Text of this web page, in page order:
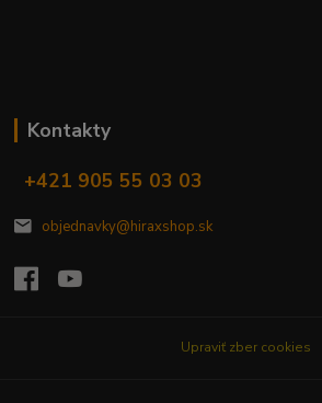
Kontakty
+421 905 55 03 03
objednavky@hiraxshop.sk
Upraviť zber cookies